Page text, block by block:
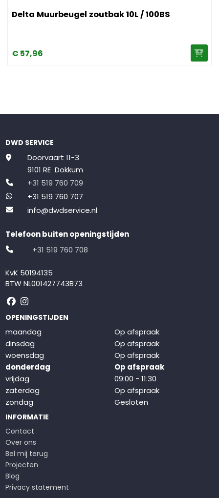
Delta Muurbeugel zoutbak 10L / 100BS
€ 57,96
DWD SERVICE
Doorvaart 11-3
9101 RE Dokkum
+31 519 760 709
+31 519 760 707
info@dwdservice.nl
Telefoon buiten openingstijden
+31 519 760 708
KvK 50194135
BTW NL001427743B73
Volg ons op Facebook
Volg ons op Instagram
OPENINGSTIJDEN
maandag
Op afspraak
dinsdag
Op afspraak
woensdag
Op afspraak
donderdag
Op afspraak
vrijdag
09:00 - 11:30
zaterdag
Op afspraak
zondag
Gesloten
INFORMATIE
Contact
Over ons
Bel mij terug
Projecten
Blog
Privacy statement